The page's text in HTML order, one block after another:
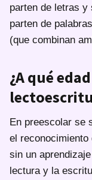
parten de letras y
parten de
(que combinan
¿A qué
En preescolar se
el
sin un
lectura y la